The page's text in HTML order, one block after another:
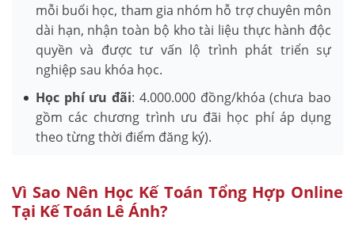
mỗi buổi học, tham gia nhóm hỗ trợ chuyên môn
dài hạn, nhận toàn bộ kho tài liệu thực hành độc
quyền và được tư vấn lộ trình phát triển sự
nghiệp sau khóa học.
Học phí ưu đãi: 4.000.000 đồng/khóa (chưa bao
gồm các chương trình ưu đãi học phí áp dụng
theo từng thời điểm đăng ký).
Vì Sao Nên Học Kế Toán Tổng Hợp Online
Tại Kế Toán Lê Ánh?